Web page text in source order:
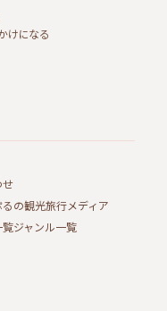
けになる
せ
るの観光旅行メディア
覧ジャンル一覧